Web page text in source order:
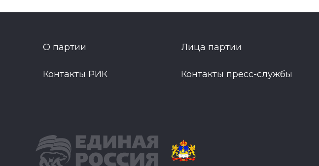
О партии Лица партии
Контакты РИК Контакты пресс-службы